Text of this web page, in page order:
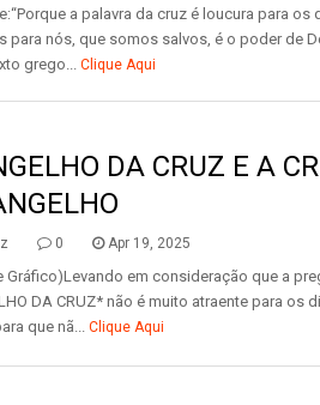
a palavra da cruz é loucura para os
para nós, que somos salvos, é o poder de
grego... Clique Aqui
DA CRUZ E A
0 Apr 19, 2025
Gráfico)Levando em consideração que a
DA CRUZ* não é muito atraente para os
que nã... Clique Aqui